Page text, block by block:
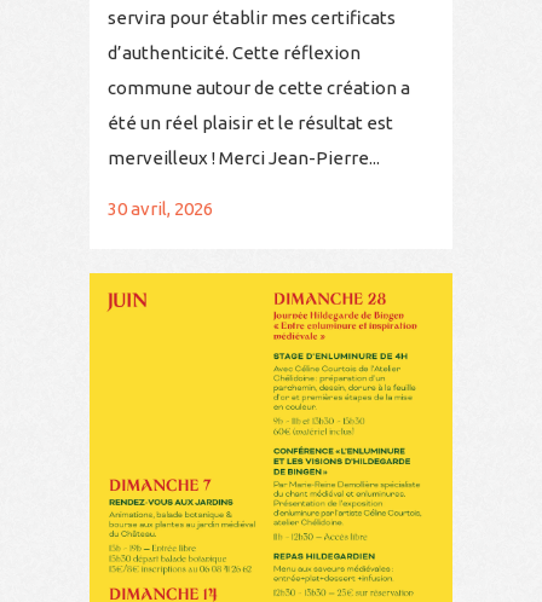
servira pour établir mes certificats
d’authenticité. Cette réflexion
commune autour de cette création a
été un réel plaisir et le résultat est
merveilleux ! Merci Jean-Pierre...
30 avril, 2026